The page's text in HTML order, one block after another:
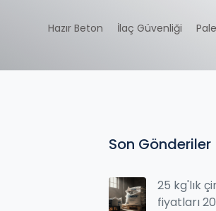
Hazır Beton İlaç Güvenliği
Son Gönderiler
25 kg'lık
fiyatları